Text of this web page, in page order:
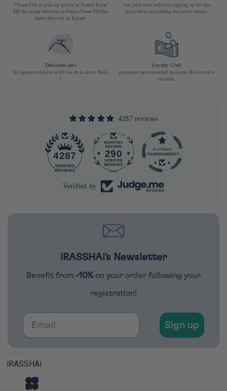
*From €50 at pick-up points in France From
€85 for home delivery in France From €90 for
home delivery in Europe
*on your next order by signing up for our
newsletter (excluding exclusive items)
Dedicated area
In Japanese cuisine at 40 rue du Louvre, Paris
1
Loyalty Club
purchases and rewarded missions & exclusive
rewards
4287 reviews
4287 290
Verified by
iRASSHAi's Newsletter
Benefit from -10% on your order following your
registration!
Email
Sign up
iRASSHAi